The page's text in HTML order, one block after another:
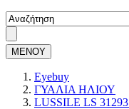
ΜΕΝΟΥ
Eyebuy
ΓΥΑΛΙΑ ΗΛΙΟΥ
LUSSILE LS